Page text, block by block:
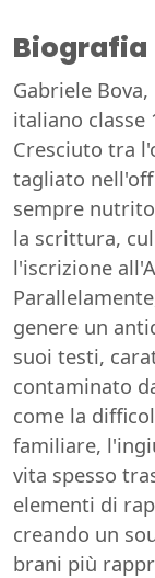
Biografia
Gabriele
italiano classe
Cresciuto tra
tagliato
sempre
la scrittura,
l'iscrizione
genere un
suoi testi,
contaminato
come la
familiare,
vita spesso
elementi di
creando un
brani più